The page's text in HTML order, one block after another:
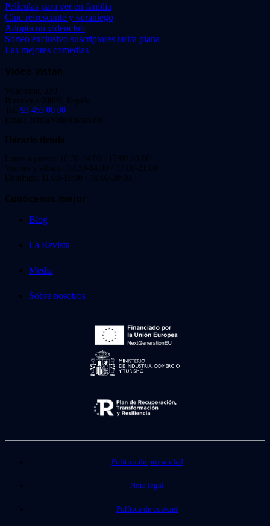
Películas para ver en familia
Cine refrescante y veraniego
Adopta un videoclub
Sorteo exclusivo suscriptores tarifa plana
Las mejores comedias
Video Instan
Viladomat, 239
Barcelona 08029. España.
Tel: 93 453 00 00
Email: info@videoinstan.net
Horario tienda
Lunes a jueves: 10:30-14:00 / 17:00-20:00
Viernes y sábado: 10:30-14:00 / 17:00-21:00
Domingo: 11:00-15:00 / 16:00-20:00
Conócenos mejor
Blog
La Revista
Media
Sobre nosotros
Política de privacidad
Nota legal
Política de cookies